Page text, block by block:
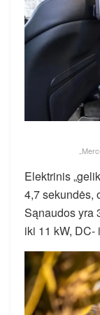
Elektrinis
4,7 sekundės,
Sąnaudos yra
iki 11 kW, DC-